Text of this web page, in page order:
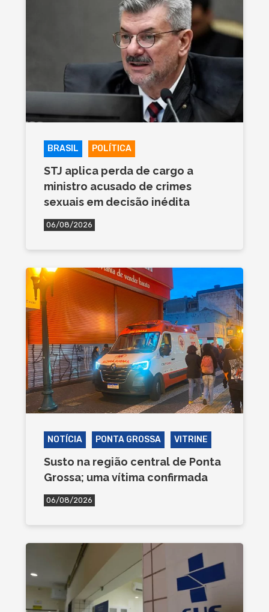
BRASIL POLÍTICA
STJ aplica perda de cargo a
ministro acusado de crimes
sexuais em decisão inédita
06/08/2026
NOTÍCIA PONTA GROSSA VITRINE
Susto na região central de Ponta
Grossa; uma vítima confirmada
06/08/2026